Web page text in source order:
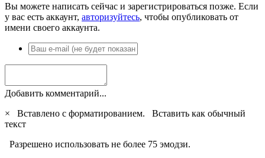
Вы можете написать сейчас и зарегистрироваться позже. Если
у вас есть аккаунт, авторизуйтесь, чтобы опубликовать от
имени своего аккаунта.
Добавить комментарий...
×
Вставлено с форматированием. Вставить как обычный
текст
Разрешено использовать не более 75 эмодзи.